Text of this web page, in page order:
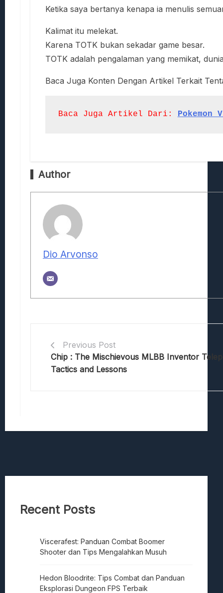
Ketika saya bertanya kenapa ia menulis
Kalimat itu melekat.
Karena TOTK bukan sekadar game besar.
TOTK adalah pengalaman yang memikat,
Baca Juga Konten Dengan Artikel Terkait
Baca Juga Artikel Dari:
Author
Dio Arvonso
Previous Post
Chip : The Mischievous MLBB Inventor
Tactics and Lessons
Recent Posts
Viscerafest: Panduan Combat Boomer
Shooter dan Tips Mengalahkan Musuh
Hedon Bloodrite: Tips Combat dan Panduan
Eksplorasi Dungeon FPS Terbaik